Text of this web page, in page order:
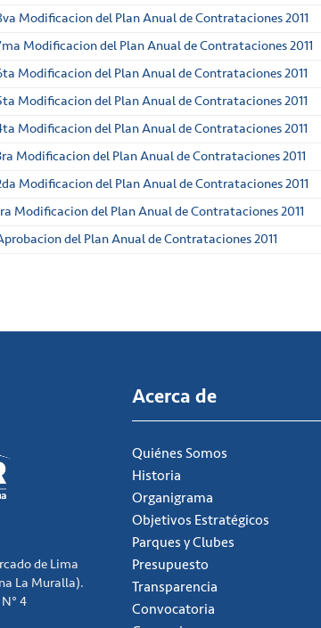
Modificacion del Plan Anual de Contrataciones 2011
Modificacion del Plan Anual de Contrataciones 2011
Modificacion del Plan Anual de Contrataciones 2011
Modificacion del Plan Anual de Contrataciones 2011
Modificacion del Plan Anual de Contrataciones 2011
Modificacion del Plan Anual de Contrataciones 2011
Modificacion del Plan Anual de Contrataciones 2011
Modificacion del Plan Anual de Contrataciones 2011
del Plan Anual de Contrataciones 2011
de Lima
La Muralla).
4
Acerca de
Quiénes Somos
Historia
Organigrama
Objetivos Estratégicos
Parques y Clubes
Presupuesto
Transparencia
Convocatoria